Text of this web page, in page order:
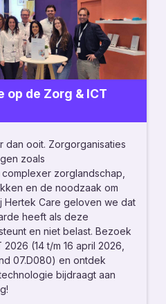
op de Zorg & ICT
dan ooit. Zorgorganisaties
zoals
zorglandschap,
en de noodzaak om
Hertek Care geloven we dat
heeft als deze
en niet belast. Bezoek
(14 t/m 16 april 2026,
07.D080) en ontdek
bijdraagt aan